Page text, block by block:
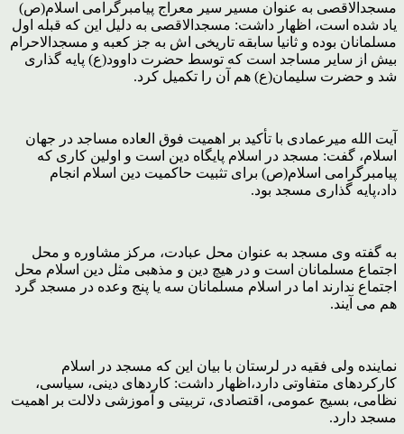
مسجدالاقصی به عنوان مسیر سیر معراج پیامبرگرامی اسلام(ص)
یاد شده است، اظهار داشت: مسجدالاقصی به دلیل این که قبله اول
مسلمانان بوده و ثانیا سابقه تاریخی اش به جز کعبه و مسجدالاحرام
بیش از سایر مساجد است که توسط حضرت داوود(ع) پایه گذاری
شد و حضرت سلیمان(ع) هم آن را تکمیل کرد.
آیت الله میرعمادی با تأکید بر اهمیت فوق العاده مساجد در جهان
اسلام، گفت: مسجد در اسلام پایگاه دین است و اولین کاری که
پیامبرگرامی اسلام(ص) برای تثبیت حاکمیت دین اسلام انجام
داد،پایه گذاری مسجد بود.
به گفته وی مسجد به عنوان محل عبادت، مرکز مشاوره و محل
اجتماع مسلمانان است و در هیچ دین و مذهبی مثل دین اسلام محل
اجتماع ندارند اما در اسلام مسلمانان سه یا پنج وعده در مسجد گرد
هم می آیند.
نماینده ولی فقیه در لرستان با بیان این که مسجد در اسلام
کارکردهای متفاوتی دارد،اظهار داشت: کاردهای دینی، سیاسی،
نظامی، بسیج عمومی، اقتصادی، تربیتی و آموزشی دلالت بر اهمیت
مسجد دارد.